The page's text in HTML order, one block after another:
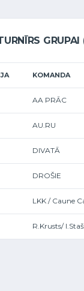
GRUPAI
KOMANDA
AA PRĀC
AU.RU
DIVATĀ
DROŠIE
LKK / Caune
R.Krusts/